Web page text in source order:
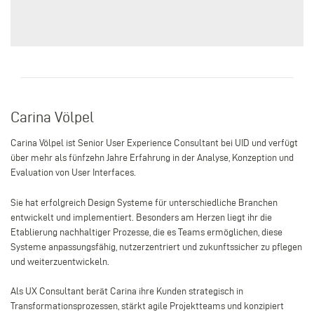
Carina Völpel
Carina Völpel ist Senior User Experience Consultant bei UID und verfügt
über mehr als fünfzehn Jahre Erfahrung in der Analyse, Konzeption und
Evaluation von User Interfaces.
Sie hat erfolgreich Design Systeme für unterschiedliche Branchen
entwickelt und implementiert. Besonders am Herzen liegt ihr die
Etablierung nachhaltiger Prozesse, die es Teams ermöglichen, diese
Systeme anpassungsfähig, nutzerzentriert und zukunftssicher zu pflegen
und weiterzuentwickeln.
Als UX Consultant berät Carina ihre Kunden strategisch in
Transformationsprozessen, stärkt agile Projektteams und konzipiert